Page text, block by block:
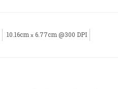
10.16cm x 6.77cm @300 DPI